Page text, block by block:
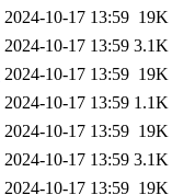
2024-10-17 13:59 19K
2024-10-17 13:59 3.1K
2024-10-17 13:59 19K
2024-10-17 13:59 1.1K
2024-10-17 13:59 19K
2024-10-17 13:59 3.1K
2024-10-17 13:59 19K